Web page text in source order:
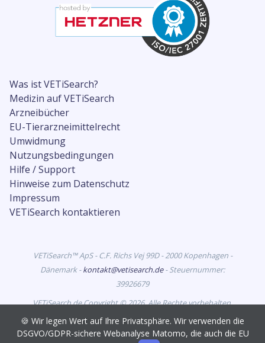
Was ist VETiSearch?
Medizin auf VETiSearch
Arzneibücher
EU-Tierarzneimittelrecht
Umwidmung
Nutzungsbedingungen
Hilfe / Support
Hinweise zum Datenschutz
Impressum
VETiSearch kontaktieren
VETiSearch™ ApS - C.F. Richs Vej 99D - 2000 Kopenhagen -
Dänemark -kontakt@vetisearch.de- Steuernummer:
39926679
VETiSearch.de Copyright © 2026. Alle Rechte vorbehalten.
VETiSearch enthält Informationen zu Tierarzneimitteln, die
in Deutschland zur Vermarktung zugelassen sind, und
🍪 Wir legen Wert auf Ihre Privatsphäre. Wir verwenden die
DSGVO/GDPR-sichere Webanalyse Matomo, die auch die EU